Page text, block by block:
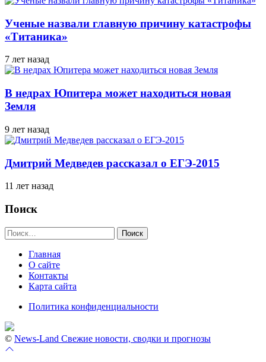
Ученые назвали главную причину катастрофы
«Титаника»
7 лет назад
В недрах Юпитера может находиться новая
Земля
9 лет назад
Дмитрий Медведев рассказал о ЕГЭ-2015
11 лет назад
Поиск
Найти:
Главная
О сайте
Контакты
Карта сайта
Политика конфиденциальности
© News-Land Свежие новости, сводки и прогнозы
Перейти